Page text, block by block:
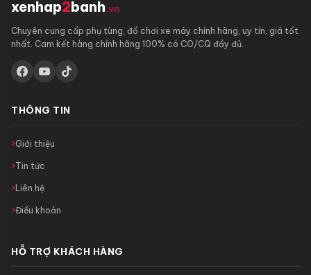
xenhap2banh.vn
Chuyên cung cấp phụ tùng, đồ chơi xe máy chính hãng, uy tín, giá tốt
nhất. Cam kết hàng chính hãng 100% có CO/CQ đầy đủ.
THÔNG TIN
Giới thiệu
Tin tức
Liên hệ
Điều khoản
HỖ TRỢ KHÁCH HÀNG